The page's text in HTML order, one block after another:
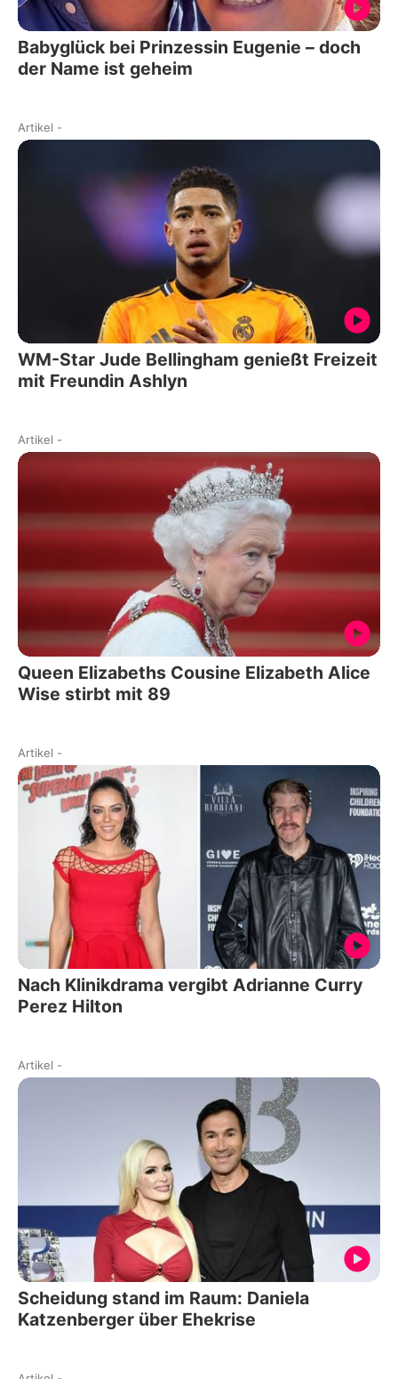
Babyglück bei Prinzessin Eugenie – doch
der Name ist geheim
Artikel -
WM-Star Jude Bellingham genießt Freizeit
mit Freundin Ashlyn
Artikel -
Queen Elizabeths Cousine Elizabeth Alice
Wise stirbt mit 89
Artikel -
Nach Klinikdrama vergibt Adrianne Curry
Perez Hilton
Artikel -
Scheidung stand im Raum: Daniela
Katzenberger über Ehekrise